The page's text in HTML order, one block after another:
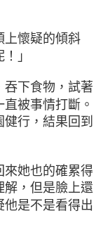
上懷疑的傾斜
」
吞下食物，試著
被事情打斷。
行，結果回到
來她也的確累得
解，但是臉上還
是不是看得出